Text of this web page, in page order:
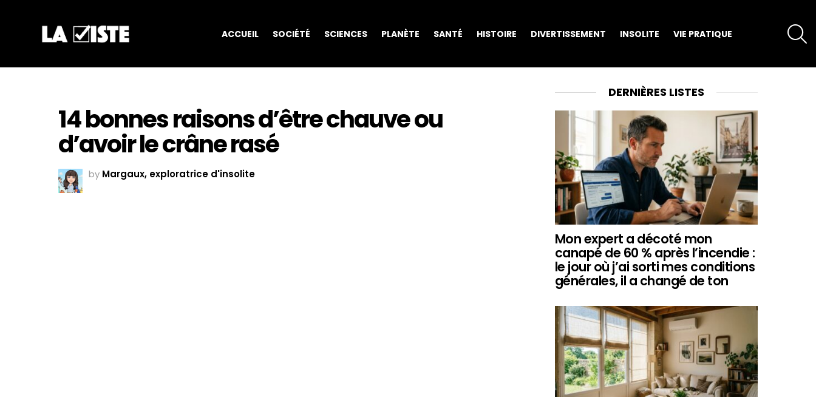
ACCUEIL SOCIÉTÉ SCIENCES PLANÈTE SANTÉ HISTOIRE DIVERTISSEMENT INSOLITE VIE PRATIQUE
14 bonnes raisons d’être chauve ou
d’avoir le crâne rasé
by Margaux, exploratrice d'insolite
DERNIÈRES LISTES
Mon expert a décoté mon
canapé de 60 % après l’incendie :
le jour où j’ai sorti mes conditions
générales, il a changé de ton